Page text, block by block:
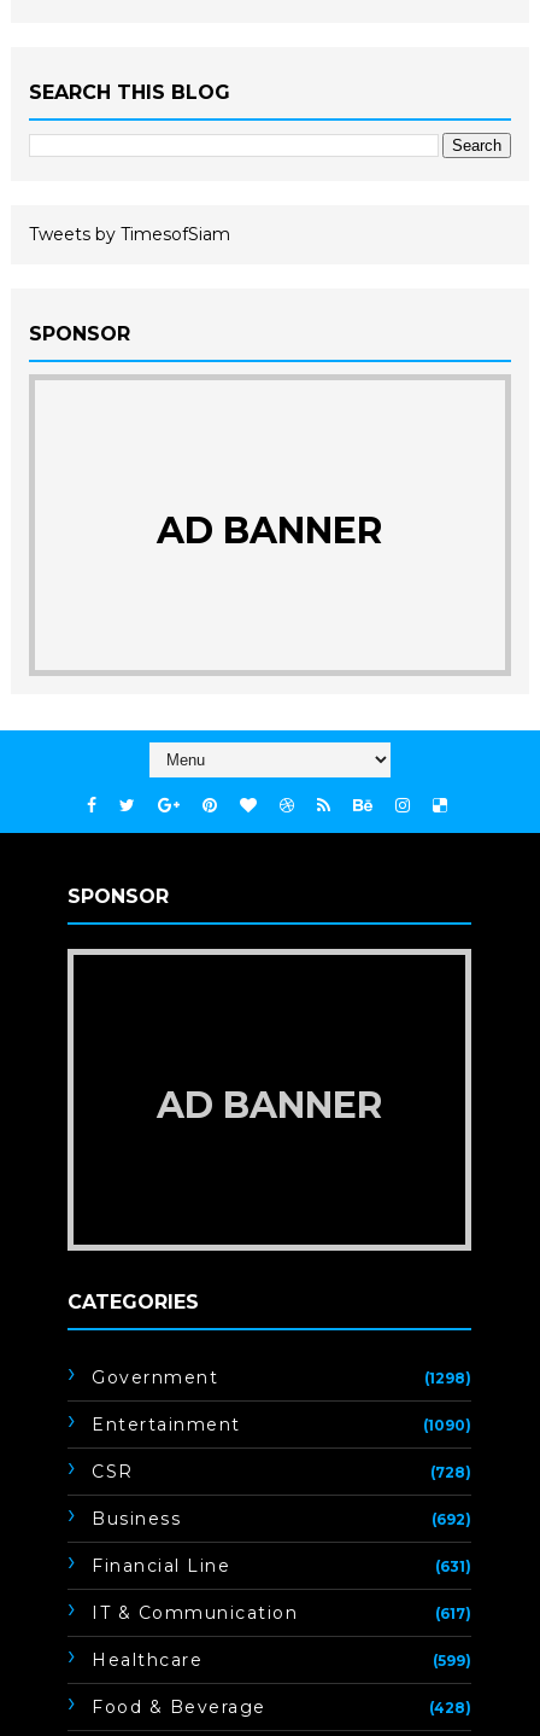
SEARCH THIS BLOG
Tweets by TimesofSiam
SPONSOR
AD BANNER
SPONSOR
AD BANNER
CATEGORIES
Government (1298)
Entertainment (1090)
CSR (728)
Business (692)
Financial Line (631)
IT & Communication (617)
Healthcare (599)
Food & Beverage (428)